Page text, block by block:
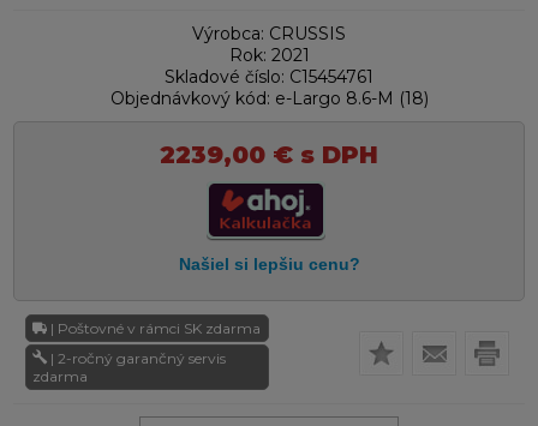
Výrobca: CRUSSIS
Rok: 2021
Skladové číslo: C15454761
Objednávkový kód: e-Largo 8.6-M (18)
2239,00 € s DPH
| Poštovné v rámci SK zdarma
| 2-ročný garančný servis
zdarma